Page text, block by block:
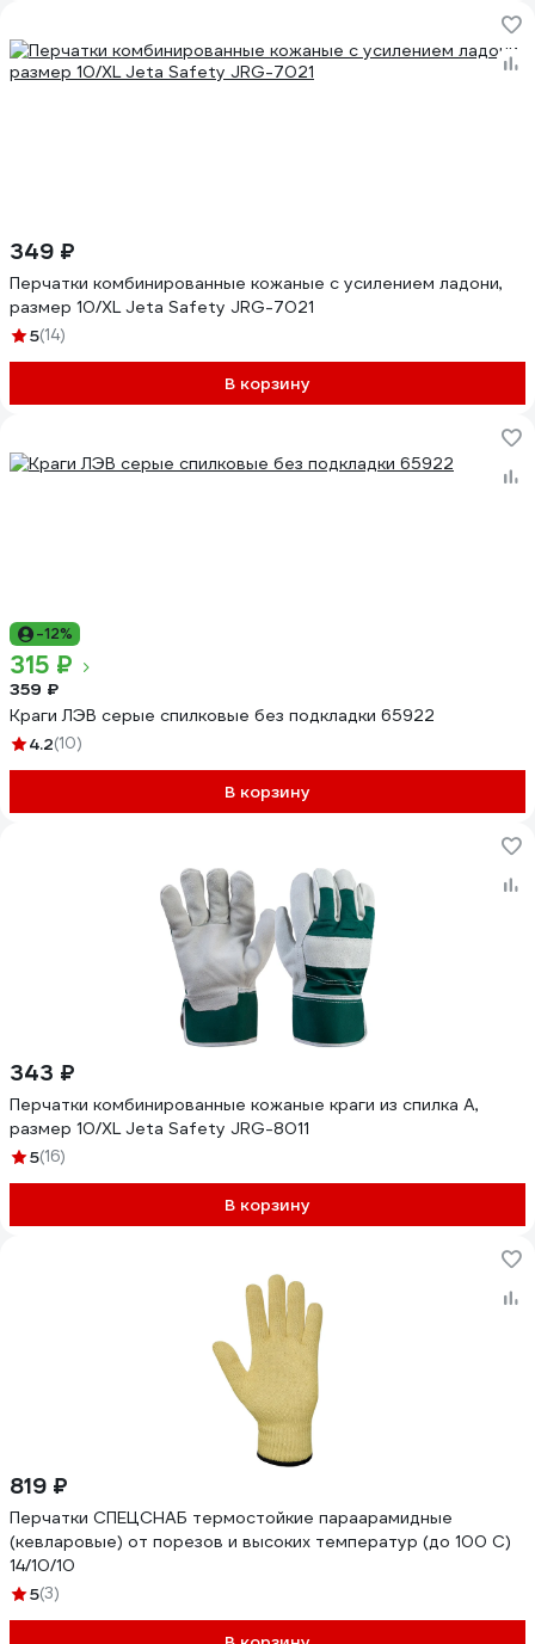
349 ₽
Перчатки комбинированные кожаные с усилением ладони,
размер 10/XL Jeta Safety JRG-7021
5(14)
В корзину
-12%
315 ₽
359 ₽
Краги ЛЭВ серые спилковые без подкладки 65922
4.2(10)
В корзину
343 ₽
Перчатки комбинированные кожаные краги из спилка А,
размер 10/XL Jeta Safety JRG-8011
5(16)
В корзину
819 ₽
Перчатки СПЕЦСНАБ термостойкие параарамидные
(кевларовые) от порезов и высоких температур (до 100 C)
14/10/10
5(3)